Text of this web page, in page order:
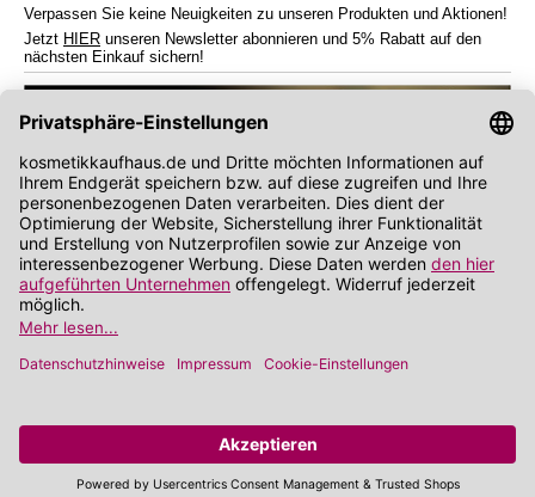
Verpassen Sie keine Neuigkeiten zu unseren Produkten und Aktionen!
Jetzt HIER unseren Newsletter abonnieren und 5% Rabatt auf den
nächsten Einkauf sichern!
*
Angabe zu Rabatt und Preisnachlass bezieht sich auf die Preisempfehlung des
**
Wir nutzen Trusted Shops als unabhängigen Dienstleister für die Einholung von
Bewertungen. Trusted Shops hat Maßnahmen getroffen, um sicherzustellen, dass es